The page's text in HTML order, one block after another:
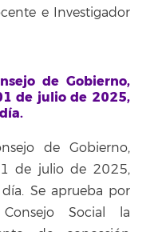
e Investigador
de Gobierno,
de julio de 2025,
de Gobierno,
de julio de 2025,
Se aprueba por
Social la